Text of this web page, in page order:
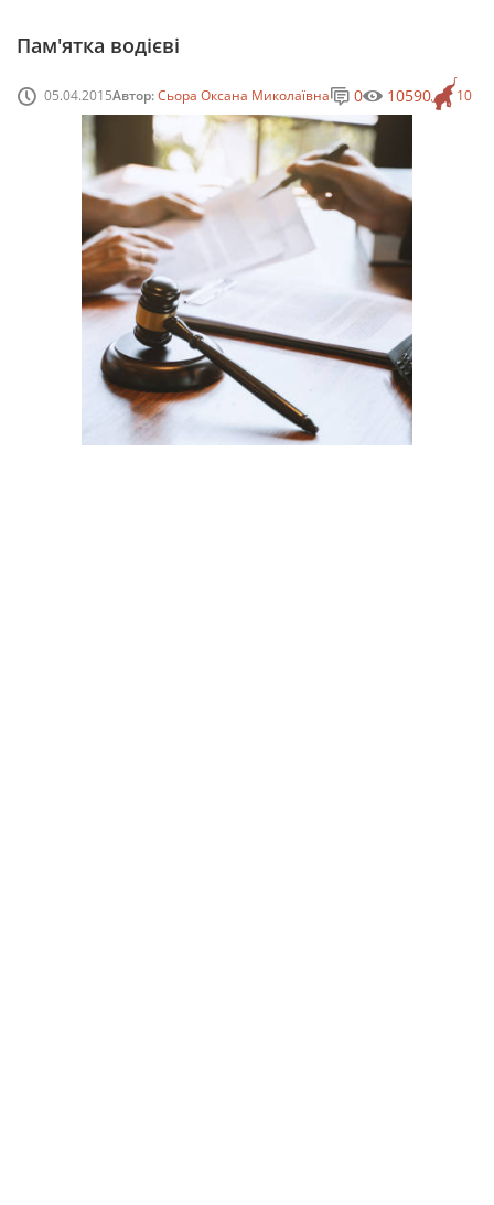
Пам'ятка водієві
05.04.2015Автор:Сьора Оксана Миколаївна 10
0 10590